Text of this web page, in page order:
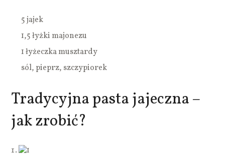
5 jajek
1,5 łyżki majonezu
1 łyżeczka musztardy
sól, pieprz, szczypiorek
Tradycyjna pasta jajeczna –
jak zrobić?